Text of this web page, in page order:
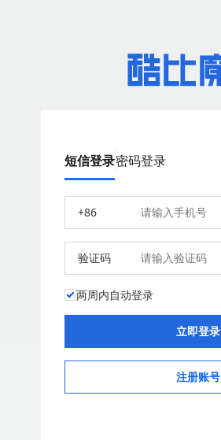
短信登录密码登录
+86
验证码
两周内自动登录
注册账号